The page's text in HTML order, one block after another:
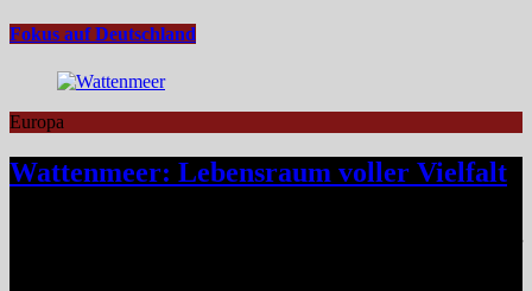
Fokus auf Deutschland
Europa
Wattenmeer: Lebensraum voller Vielfalt